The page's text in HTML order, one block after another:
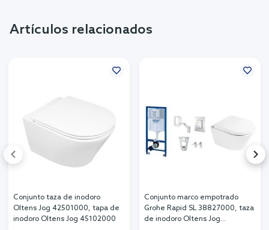
Artículos relacionados
Conjunto taza de inodoro
Oltens Jog 42501000, tapa de
inodoro Oltens Jog 45102000
Conjunto marco empotrado
Grohe Rapid SL 38827000, taza
de inodoro Oltens Jog